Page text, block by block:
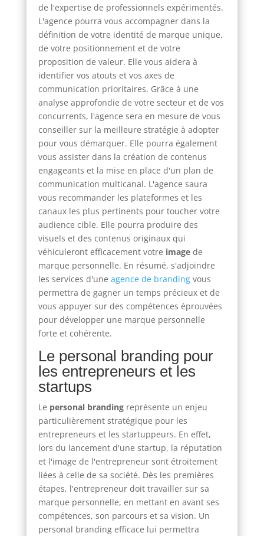
de l'expertise de professionnels expérimentés.
L'agence pourra vous accompagner dans la
définition de votre identité de marque unique,
de votre positionnement et de votre
proposition de valeur. Elle vous aidera à
identifier vos atouts et vos axes de
communication prioritaires. Grâce à une
analyse approfondie de votre secteur et de vos
concurrents, l'agence sera en mesure de vous
conseiller sur la meilleure stratégie à adopter
pour vous démarquer. Elle pourra également
vous assister dans la création de contenus
engageants et la mise en place d'un plan de
communication multicanal. L'agence saura
vous recommander les plateformes et les
canaux les plus pertinents pour toucher votre
audience cible. Elle pourra produire des
visuels et des contenus originaux qui
véhiculeront efficacement votre image de
marque personnelle. En résumé, s'adjoindre
les services d'une agence de brandingvous
permettra de gagner un temps précieux et de
vous appuyer sur des compétences éprouvées
pour développer une marque personnelle
forte et cohérente.
Le personal branding pour
les entrepreneurs et les
startups
Le personal brandingreprésente un enjeu
particulièrement stratégique pour les
entrepreneurs et les startuppeurs. En effet,
lors du lancement d'une startup, la réputation
et l'image de l'entrepreneur sont étroitement
liées à celle de sa société. Dès les premières
étapes, l'entrepreneur doit travailler sur sa
marque personnelle, en mettant en avant ses
compétences, son parcours et sa vision. Un
personal branding efficace lui permettra